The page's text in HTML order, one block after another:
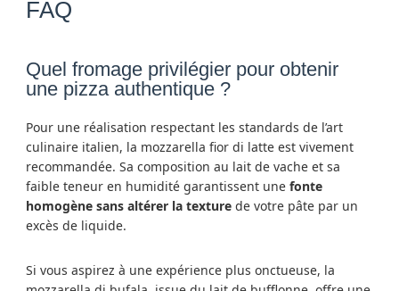
FAQ
Quel fromage privilégier pour obtenir
une pizza authentique ?
Pour une réalisation respectant les standards de l’art
culinaire italien, la mozzarella fior di latte est vivement
recommandée. Sa composition au lait de vache et sa
faible teneur en humidité garantissent une fonte
homogène sans altérer la texturede votre pâte par un
excès de liquide.
Si vous aspirez à une expérience plus onctueuse, la